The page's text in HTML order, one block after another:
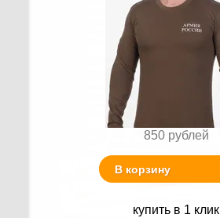
850 рублей
В корзину
купить в 1 клик